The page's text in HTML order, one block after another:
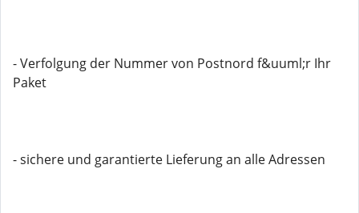
- Verfolgung der Nummer von Postnord f&uuml;r Ihr
Paket
- sichere und garantierte Lieferung an alle Adressen